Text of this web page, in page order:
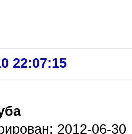
22:07:15
2012-06-30